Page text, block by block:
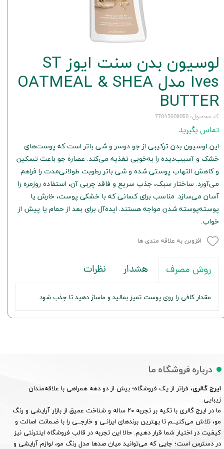
لوسیون بدن سنت ایوز ST
Ives مدل OATMEAL & SHEA
BUTTER
کد محصول: 77043608050
تماس بگیرید
این لوسیون بدن ترکیبی از جو دوسر و شی باتر است که پوست‌های
خشک و آسیب‌دیده را به‌خوبی تغذیه می‌کند. عصاره جو باعث تسکین
و کاهش التهاب پوستی شده و شی باتر رطوبت طولانی‌مدت را فراهم
می‌آورد. ساختار سبک، جذب سریع و فاقد چربی آن، استفاده روزمره را
آسان می‌سازد. مناسب برای کسانی که با خشکی پوست، خارش یا
پوسته‌پوسته شدن مواجه هستند. ایده‌آل برای بعد از حمام یا پیش از
خواب.
افزودن به علاقه مندی ها
روش مصرف هشدار نظرات
مقدار کافی را روی پوست تمیز بمالید و ماساژ دهید تا جذب شود.
درباره فروشگاه ما
ایرج گالری، فراتر از یک فروشگاه؛ بیش از دو دهه همراهی با علاقه‌مندان
زیبایی.
ما در ایرج گالری با تکیه بر تجربه ۲۰ ساله و شناخت عمیق از بازار آرایشی و رنگ
مو، تلاش می‌کنیــم تا بهترین برندهای ایرانـی و خارجــی را با ضـمانت اصالت و
کیفیت در اختیار شما قرار دهیم. حالا این تجربه در قالب فروشگاه اینترنتی نیز
در دسترس است؛ جایی که می‌توانید میان صدها مدل رنگ مو، لوازم آرایشی و